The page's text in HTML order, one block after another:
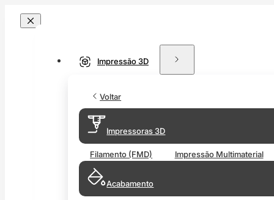
Impressão 3D
Voltar
Impressoras 3D
Filamento (FMD) Impressão Multimaterial
Acabamento